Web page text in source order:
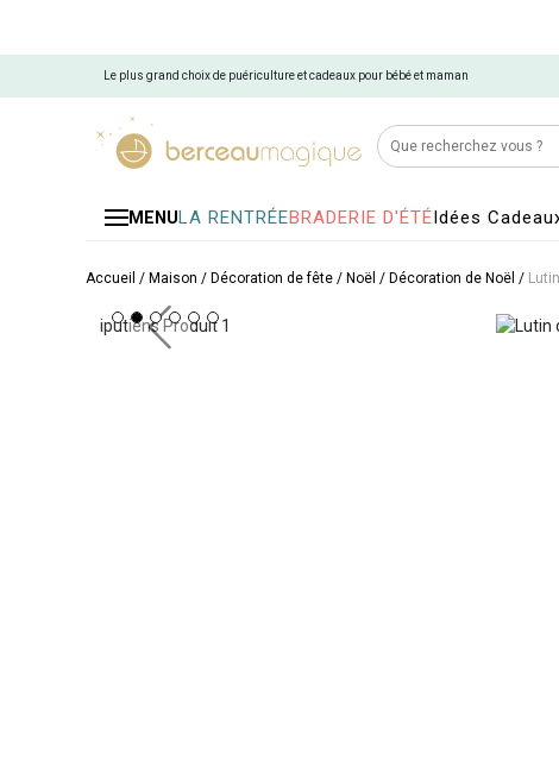
Le plus grand choix de puériculture et cadeaux pour bébé et maman
MENULA RENTRÉEBRADERIE D'ÉTÉIdées
Accueil / Maison / Décoration de fête / Noël / Décoration de Noël /